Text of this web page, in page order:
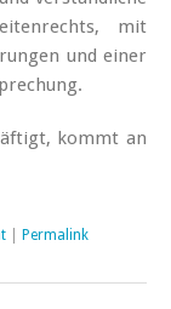
mit
und einer
kommt an
Permalink